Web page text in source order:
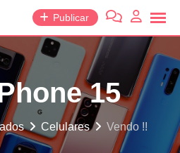
Publicar
15
Celulares
Vendo !!